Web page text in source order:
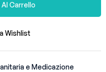
Al Carrello
Wishlist
e Medicazione